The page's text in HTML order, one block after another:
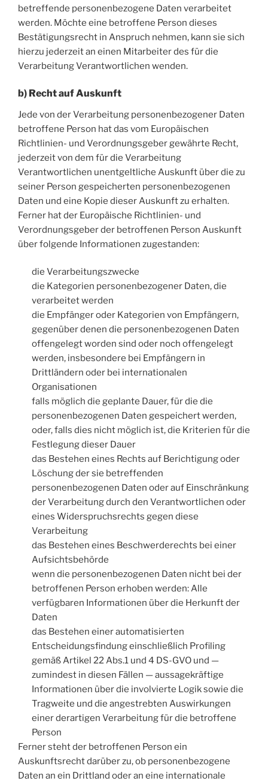
betreffende personenbezogene Daten verarbeitet
werden. Möchte eine betroffene Person dieses
Bestätigungsrecht in Anspruch nehmen, kann sie sich
hierzu jederzeit an einen Mitarbeiter des für die
Verarbeitung Verantwortlichen wenden.
b) Recht auf Auskunft
Jede von der Verarbeitung personenbezogener Daten
betroffene Person hat das vom Europäischen
Richtlinien- und Verordnungsgeber gewährte Recht,
jederzeit von dem für die Verarbeitung
Verantwortlichen unentgeltliche Auskunft über die zu
seiner Person gespeicherten personenbezogenen
Daten und eine Kopie dieser Auskunft zu erhalten.
Ferner hat der Europäische Richtlinien- und
Verordnungsgeber der betroffenen Person Auskunft
über folgende Informationen zugestanden:
die Verarbeitungszwecke
die Kategorien personenbezogener Daten, die
verarbeitet werden
die Empfänger oder Kategorien von Empfängern,
gegenüber denen die personenbezogenen Daten
offengelegt worden sind oder noch offengelegt
werden, insbesondere bei Empfängern in
Drittländern oder bei internationalen
Organisationen
falls möglich die geplante Dauer, für die die
personenbezogenen Daten gespeichert werden,
oder, falls dies nicht möglich ist, die Kriterien für die
Festlegung dieser Dauer
das Bestehen eines Rechts auf Berichtigung oder
Löschung der sie betreffenden
personenbezogenen Daten oder auf Einschränkung
der Verarbeitung durch den Verantwortlichen oder
eines Widerspruchsrechts gegen diese
Verarbeitung
das Bestehen eines Beschwerderechts bei einer
Aufsichtsbehörde
wenn die personenbezogenen Daten nicht bei der
betroffenen Person erhoben werden: Alle
verfügbaren Informationen über die Herkunft der
Daten
das Bestehen einer automatisierten
Entscheidungsfindung einschließlich Profiling
gemäß Artikel 22 Abs.1 und 4 DS-GVO und —
zumindest in diesen Fällen — aussagekräftige
Informationen über die involvierte Logik sowie die
Tragweite und die angestrebten Auswirkungen
einer derartigen Verarbeitung für die betroffene
Person
Ferner steht der betroffenen Person ein
Auskunftsrecht darüber zu, ob personenbezogene
Daten an ein Drittland oder an eine internationale